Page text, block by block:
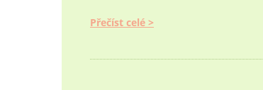
Přečíst celé